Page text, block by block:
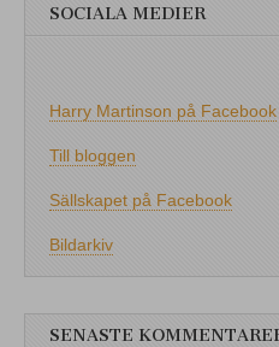
SOCIALA MEDIER
Harry Martinson på Facebook
Till bloggen
Sällskapet på Facebook
Bildarkiv
SENASTE